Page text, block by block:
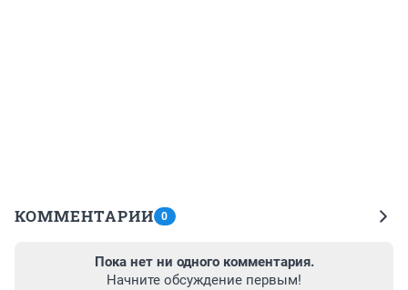
КОММЕНТАРИИ 0
Пока нет ни одного комментария.
Начните обсуждение первым!